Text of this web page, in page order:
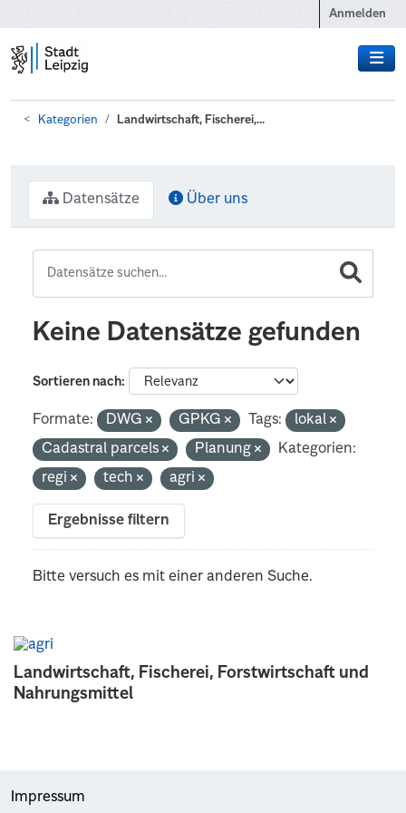
Anmelden
Kategorien Landwirtschaft, Fischerei,...
Landwirtschaft, Fischerei, Forstwirtschaft und
Nahrungsmittel
Datensätze Über uns
Keine Datensätze gefunden
Sortieren nach
Formate: DWG GPKG Tags:
lokal
Cadastral parcels
Planung
Kategorien:
regi
tech agri
Ergebnisse filtern
Bitte versuch es mit einer anderen Suche.
Impressum